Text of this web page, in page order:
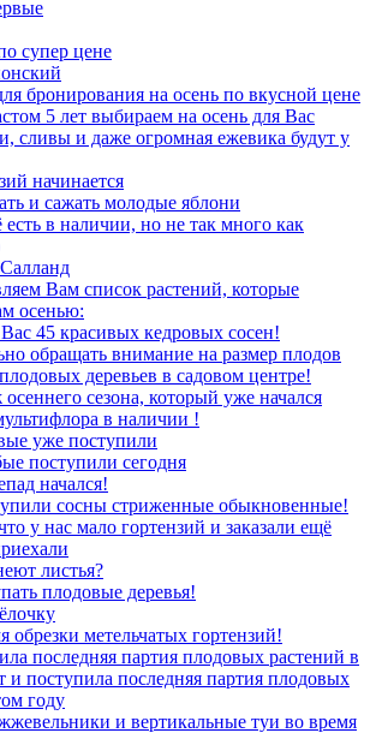
супер цене
бронирования на осень по вкусной цене
5 лет выбираем на осень для Вас
сливы и даже огромная ежевика будут у
начинается
и сажать молодые яблони
в наличии, но не так много как
Вам список растений, которые
осенью:
45 красивых кедровых сосен!
обращать внимание на размер плодов
деревьев в садовом центре!
сезона, который уже начался
в наличии !
уже поступили
поступили сегодня
начался!
сосны стриженные обыкновенные!
у нас мало гортензий и заказали ещё
листья?
плодовые деревья!
обрезки метельчатых гортензий!
последняя партия плодовых растений в
и поступила последняя партия плодовых
году
и вертикальные туи во время